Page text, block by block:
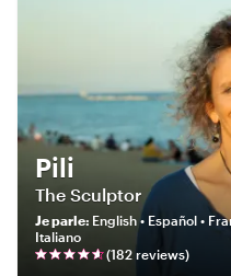
Pili
The Sculptor
Je parle: English • Español •
Italiano
(182 reviews)